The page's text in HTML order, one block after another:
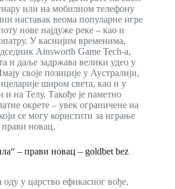
или на мобилном телефону
наставак веома популарне игре
нове најдуже реке – као и
У каснијим временима,
Ainsworth Game Tech-а,
и даље задржава велики удео у
своје позиције у Аустралији,
широм света, као и у
на Телу. Такође је паметно
окрете – увек ограничене на
се могу користити за играње
прави новац.
– прави новац – goldbet bez
у царство ефикасног вође,